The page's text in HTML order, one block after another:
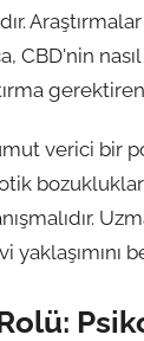
CBD'nin
gerektiren
verici bir
Rolü: